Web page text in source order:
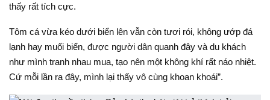
thấy rất tích cực.
Tôm cá vừa kéo dưới biển lên vẫn còn tươi rói, không ướp đá
lạnh hay muối biển, được người dân quanh đây và du khách
như mình tranh nhau mua, tạo nên một không khí rất náo nhiệt.
Cứ mỗi lần ra đây, mình lại thấy vô cùng khoan khoái”.